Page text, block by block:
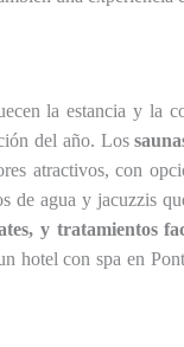
la estancia y la
del año. Los
atractivos, con
de agua y jacuzzis
y tratamientos
con spa en